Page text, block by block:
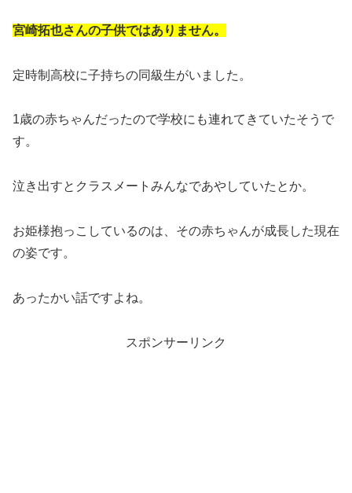
宮崎拓也さんの子供ではありません。
定時制高校に子持ちの同級生がいました。
1歳の赤ちゃんだったので学校にも連れてきていたそうで
す。
泣き出すとクラスメートみんなであやしていたとか。
お姫様抱っこしているのは、その赤ちゃんが成長した現在
の姿です。
あったかい話ですよね。
スポンサーリンク